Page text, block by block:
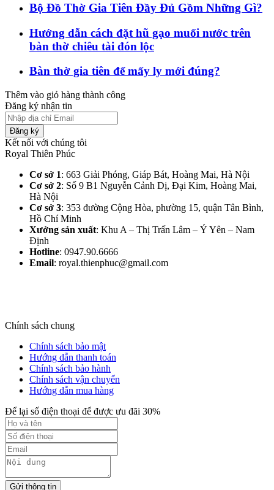
Bộ Đồ Thờ Gia Tiên Đầy Đủ Gồm Những Gì?
Hướng dẫn cách đặt hũ gạo muối nước trên
bàn thờ chiêu tài đón lộc
Bàn thờ gia tiên để mấy ly mới đúng?
Thêm vào giỏ hàng thành công
Đăng ký nhận tin
Đăng ký
Kết nối với chúng tôi
Royal Thiên Phúc
Cơ sở 1: 663 Giải Phóng, Giáp Bát, Hoàng Mai, Hà Nội​
Cơ sở 2: Số 9 B1 Nguyễn Cảnh Dị, Đại Kim, Hoàng Mai,
Hà Nội​
Cơ sở 3: 353 đường Cộng Hòa, phường 15, quận Tân Bình,
Hồ Chí Minh
Xưởng sản xuất: Khu A – Thị Trấn Lâm – Ý Yên – Nam
Định​
Hotline: 0947.90.6666
Email: royal.thienphuc@gmail.com
Chính sách chung
Chính sách bảo mật
Hướng dẫn thanh toán
Chính sách bảo hành
Chính sách vận chuyển
Hướng dẫn mua hàng
Để lại số điện thoại để được ưu đãi 30%
Gửi thông tin